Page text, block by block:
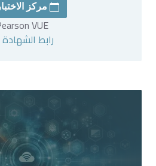
مركز
VUE
رابط الشهادة